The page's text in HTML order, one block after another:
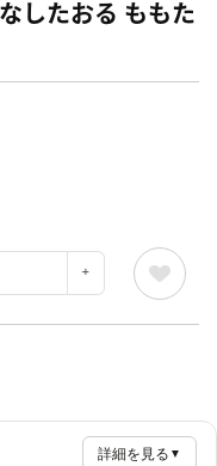
したおる ももた
詳細を見る ▼